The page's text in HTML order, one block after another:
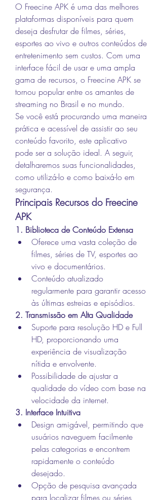
O Freecine APK é uma das melhores
plataformas disponíveis para quem
deseja desfrutar de filmes, séries,
esportes ao vivo e outros conteúdos de
entretenimento sem custos. Com uma
interface fácil de usar e uma ampla
gama de recursos, o Freecine APK se
tornou popular entre os amantes de
streaming no Brasil e no mundo.
Se você está procurando uma maneira
prática e acessível de assistir ao seu
conteúdo favorito, este aplicativo
pode ser a solução ideal. A seguir,
detalharemos suas funcionalidades,
como utilizá-lo e como baixá-lo em
segurança.
Principais Recursos do Freecine
APK
1. Biblioteca de Conteúdo Extensa
Oferece uma vasta coleção de
filmes, séries de TV, esportes ao
vivo e documentários.
Conteúdo atualizado
regularmente para garantir acesso
às últimas estreias e episódios.
2. Transmissão em Alta Qualidade
Suporte para resolução HD e Full
HD, proporcionando uma
experiência de visualização
nítida e envolvente.
Possibilidade de ajustar a
qualidade do vídeo com base na
velocidade da internet.
3. Interface Intuitiva
Design amigável, permitindo que
usuários naveguem facilmente
pelas categorias e encontrem
rapidamente o conteúdo
desejado.
Opção de pesquisa avançada
para localizar filmes ou séries